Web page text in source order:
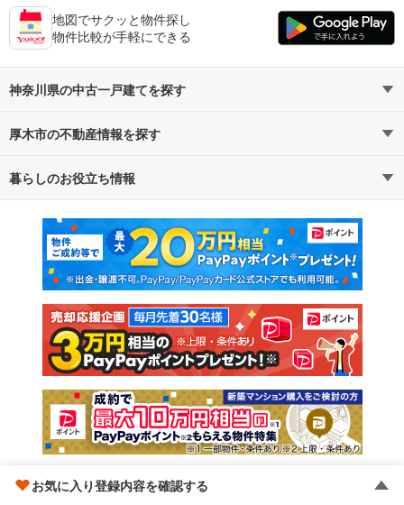
お気に入り登録内容を確認する
地図でサクッと物件探し
物件比較が手軽にできる
神奈川県の中古一戸建てを探す
路線・駅から探す
通勤・通学時間から探す
厚木市の不動産情報を探す
不動産・住宅
新築マンション 中古マンション
新築一戸建て 中古一戸建て
注文住宅 土地
売却査定
暮らしのお役立ち情報
マンションカタログ 教えて！住まいの先生